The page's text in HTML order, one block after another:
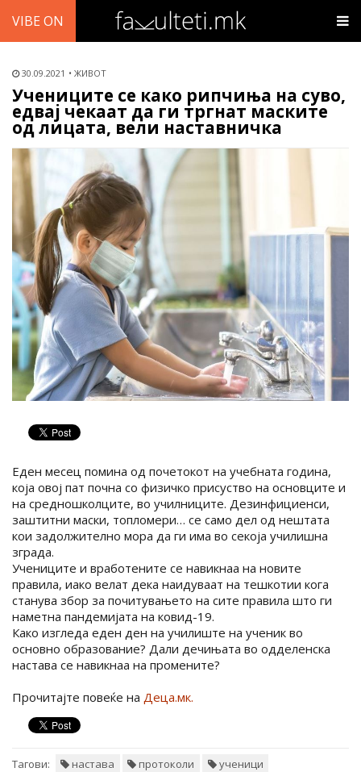
VIBE ON
30.09.2021 ЖИВОТ
Учениците се како рипчиња на суво,
едвај чекаат да ги тргнат маските
од лицата, вели наставничка
Еден месец помина од почетокот на учебната година,
која овој пат почна со физичко присуство на основците и
на средношколците, во училниците. Дезинфициенси,
заштитни маски, топломери… се само дел од нештата
кои задолжително мора да ги има во секоја училишна
зграда.
Учениците и вработените се навикнаа на новите
правила, иако велат дека наидуваат на тешкотии кога
станува збор за почитувањето на сите правила што ги
наметна пандемијата на ковид-19.
Како изгледа еден ден на училиште на ученик во
основно образование? Дали дечињата во одделенска
настава се навикнаа на промените?
Прочитајте повеќе на Деца.мк.
Тагови: настава протоколи ученици